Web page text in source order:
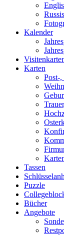
Kalender
Karten
Post-
Tassen
Puzzle
Bücher
Angebote